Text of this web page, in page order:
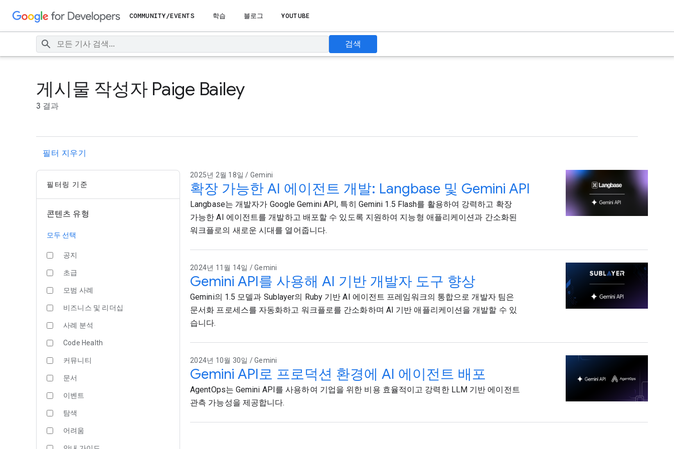
COMMUNITY/EVENTS 학습 블로그 YOUTUBE
검색
게시물 작성자 Paige Bailey
3 결과
필터 지우기
필터링 기준
콘텐츠 유형
모두 선택
공지
초급
모범 사례
비즈니스 및 리더십
사례 분석
Code Health
커뮤니티
문서
이벤트
탐색
어려움
2025년 2월 18일 / Gemini
확장 가능한 AI 에이전트 개발: Langbase 및 Gemini API
Langbase는 개발자가 Google Gemini API, 특히 Gemini 1.5 Flash를 활용하여 강력하고 확장
가능한 AI 에이전트를 개발하고 배포할 수 있도록 지원하여 지능형 애플리케이션과 간소화된
워크플로의 새로운 시대를 열어줍니다.
2024년 11월 14일 / Gemini
Gemini API를 사용해 AI 기반 개발자 도구 향상
Gemini의 1.5 모델과 Sublayer의 Ruby 기반 AI 에이전트 프레임워크의 통합으로 개발자 팀은
문서화 프로세스를 자동화하고 워크플로를 간소화하며 AI 기반 애플리케이션을 개발할 수 있
습니다.
2024년 10월 30일 / Gemini
Gemini API로 프로덕션 환경에 AI 에이전트 배포
AgentOps는 Gemini API를 사용하여 기업을 위한 비용 효율적이고 강력한 LLM 기반 에이전트
관측 가능성을 제공합니다.